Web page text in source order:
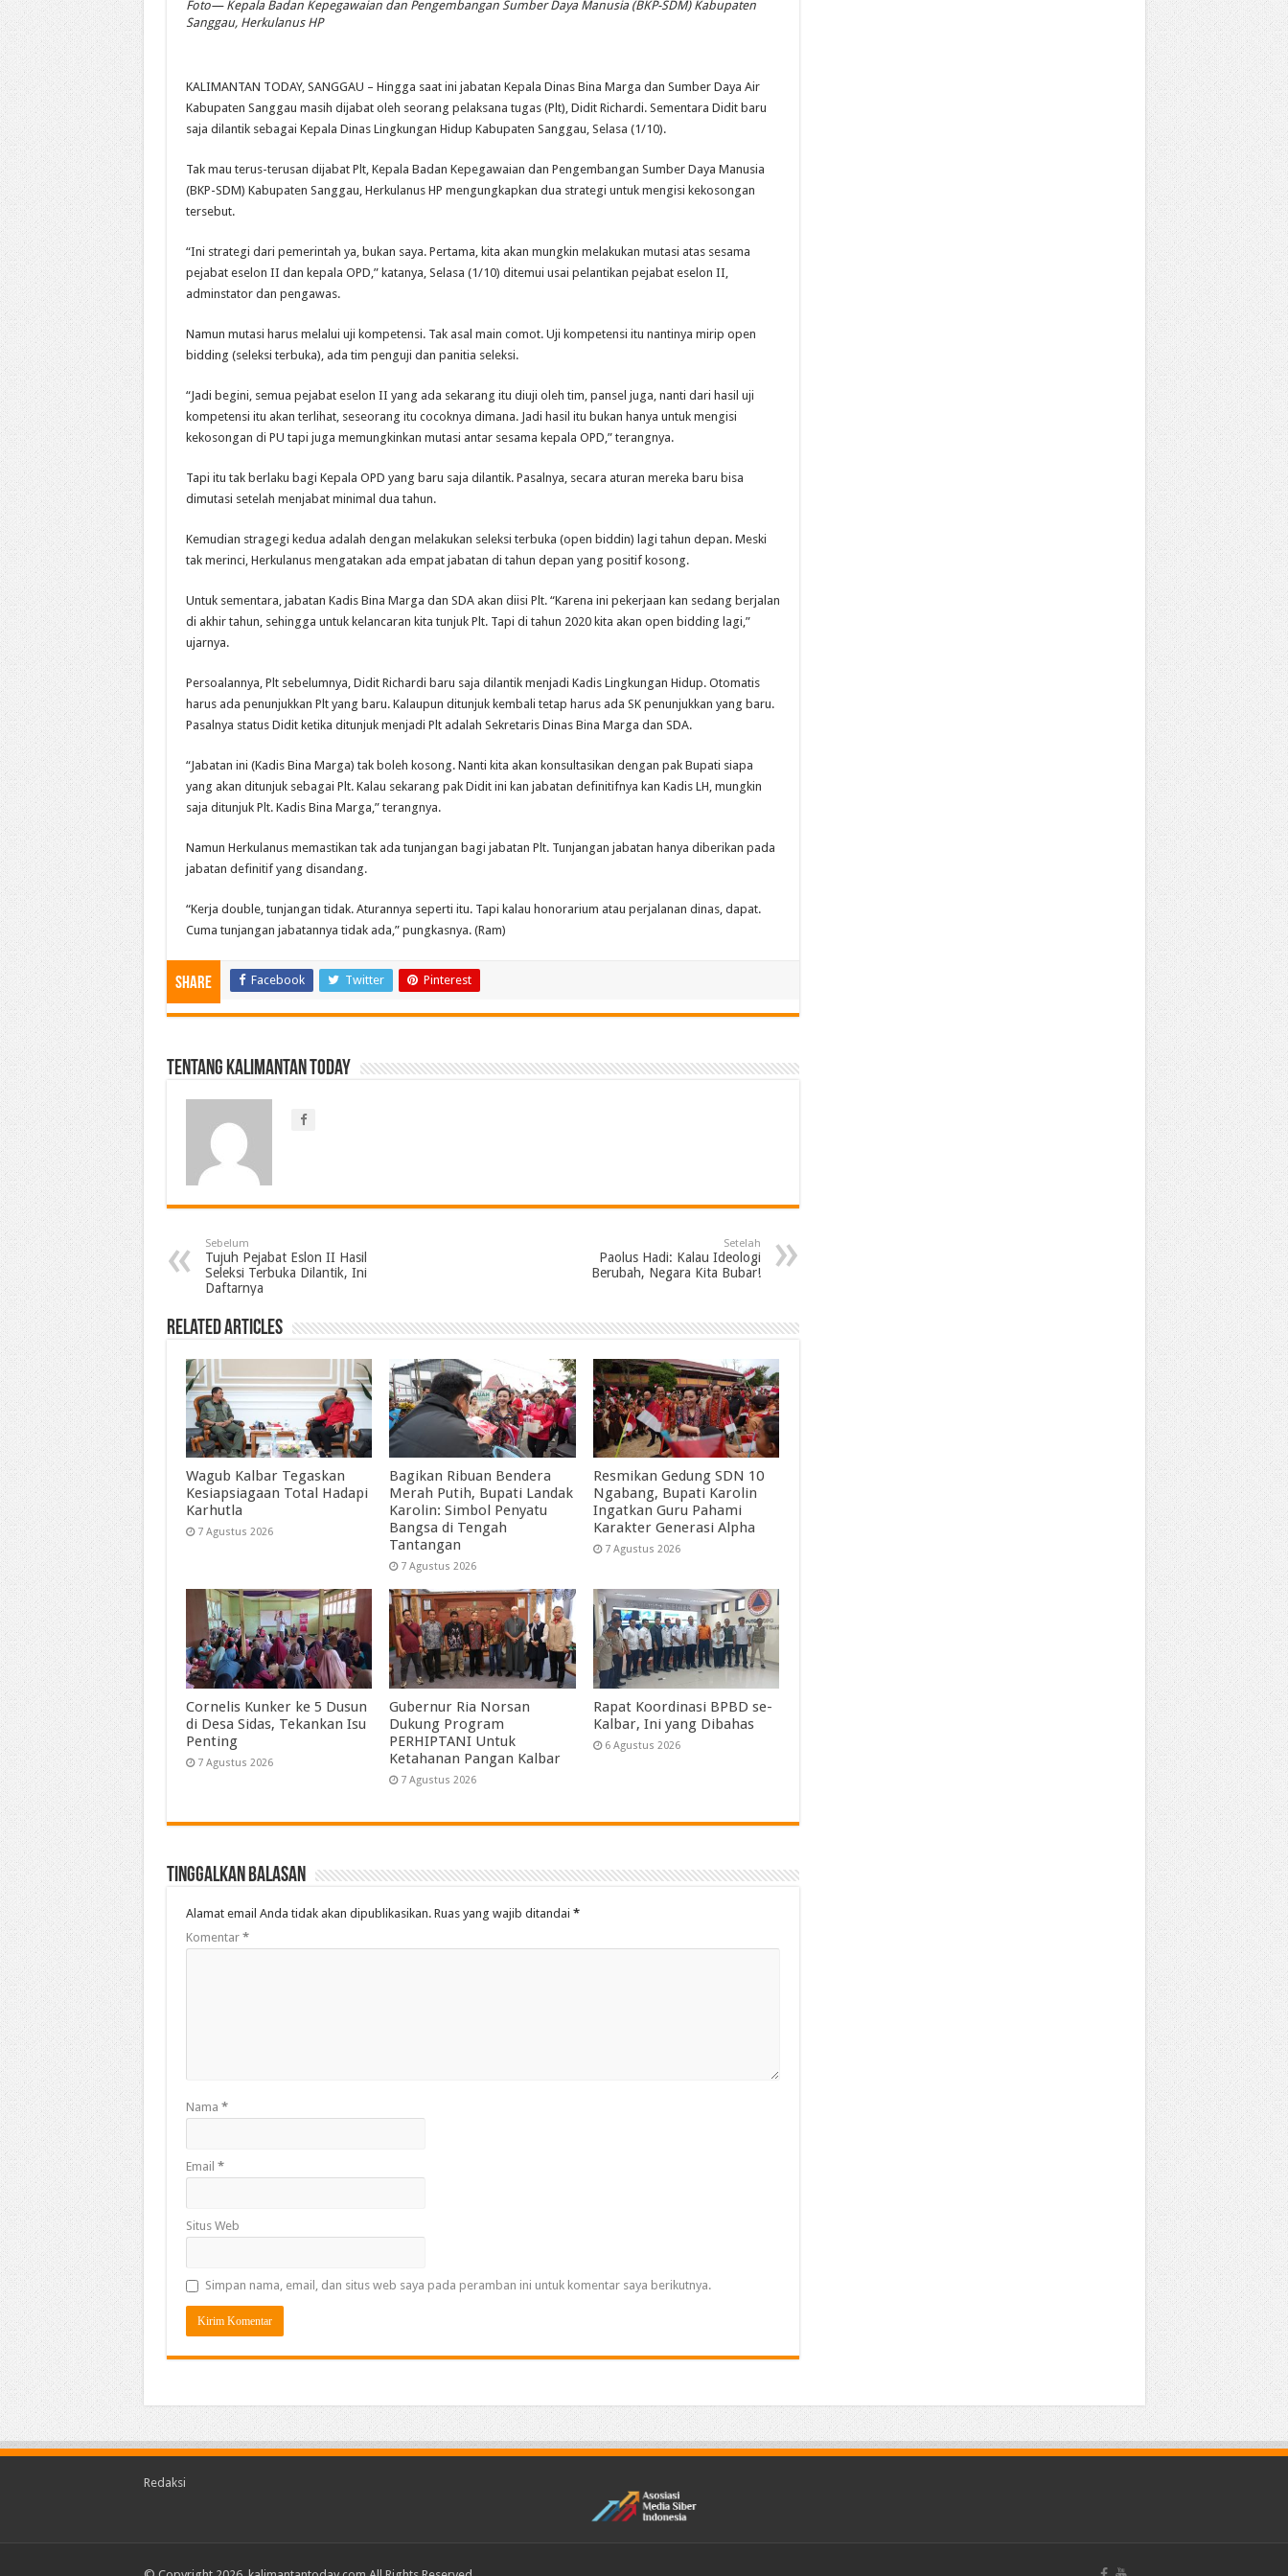
Foto— Kepala Badan Kepegawaian dan Pengembangan Sumber Daya Manusia (BKP-SDM) Kabupaten
Sanggau, Herkulanus HP
KALIMANTAN TODAY, SANGGAU – Hingga saat ini jabatan Kepala Dinas Bina Marga dan Sumber Daya Air
Kabupaten Sanggau masih dijabat oleh seorang pelaksana tugas (Plt), Didit Richardi. Sementara Didit baru
saja dilantik sebagai Kepala Dinas Lingkungan Hidup Kabupaten Sanggau, Selasa (1/10).
Tak mau terus-terusan dijabat Plt, Kepala Badan Kepegawaian dan Pengembangan Sumber Daya Manusia
(BKP-SDM) Kabupaten Sanggau, Herkulanus HP mengungkapkan dua strategi untuk mengisi kekosongan
tersebut.
“Ini strategi dari pemerintah ya, bukan saya. Pertama, kita akan mungkin melakukan mutasi atas sesama
pejabat eselon II dan kepala OPD,” katanya, Selasa (1/10) ditemui usai pelantikan pejabat eselon II,
adminstator dan pengawas.
Namun mutasi harus melalui uji kompetensi. Tak asal main comot. Uji kompetensi itu nantinya mirip open
bidding (seleksi terbuka), ada tim penguji dan panitia seleksi.
“Jadi begini, semua pejabat eselon II yang ada sekarang itu diuji oleh tim, pansel juga, nanti dari hasil uji
kompetensi itu akan terlihat, seseorang itu cocoknya dimana. Jadi hasil itu bukan hanya untuk mengisi
kekosongan di PU tapi juga memungkinkan mutasi antar sesama kepala OPD,” terangnya.
Tapi itu tak berlaku bagi Kepala OPD yang baru saja dilantik. Pasalnya, secara aturan mereka baru bisa
dimutasi setelah menjabat minimal dua tahun.
Kemudian stragegi kedua adalah dengan melakukan seleksi terbuka (open biddin) lagi tahun depan. Meski
tak merinci, Herkulanus mengatakan ada empat jabatan di tahun depan yang positif kosong.
Untuk sementara, jabatan Kadis Bina Marga dan SDA akan diisi Plt. “Karena ini pekerjaan kan sedang berjalan
di akhir tahun, sehingga untuk kelancaran kita tunjuk Plt. Tapi di tahun 2020 kita akan open bidding lagi,”
ujarnya.
Persoalannya, Plt sebelumnya, Didit Richardi baru saja dilantik menjadi Kadis Lingkungan Hidup. Otomatis
harus ada penunjukkan Plt yang baru. Kalaupun ditunjuk kembali tetap harus ada SK penunjukkan yang baru.
Pasalnya status Didit ketika ditunjuk menjadi Plt adalah Sekretaris Dinas Bina Marga dan SDA.
“Jabatan ini (Kadis Bina Marga) tak boleh kosong. Nanti kita akan konsultasikan dengan pak Bupati siapa
yang akan ditunjuk sebagai Plt. Kalau sekarang pak Didit ini kan jabatan definitifnya kan Kadis LH, mungkin
saja ditunjuk Plt. Kadis Bina Marga,” terangnya.
Namun Herkulanus memastikan tak ada tunjangan bagi jabatan Plt. Tunjangan jabatan hanya diberikan pada
jabatan definitif yang disandang.
“Kerja double, tunjangan tidak. Aturannya seperti itu. Tapi kalau honorarium atau perjalanan dinas, dapat.
Cuma tunjangan jabatannya tidak ada,” pungkasnya. (Ram)
Share Facebook Twitter Pinterest
Tentang Kalimantan Today
Sebelum
Tujuh Pejabat Eslon II Hasil
Seleksi Terbuka Dilantik, Ini
Daftarnya
Setelah
Paolus Hadi: Kalau Ideologi
Berubah, Negara Kita Bubar!
Related Articles
Wagub Kalbar Tegaskan
Kesiapsiagaan Total Hadapi
Karhutla
7 Agustus 2026
Bagikan Ribuan Bendera
Merah Putih, Bupati Landak
Karolin: Simbol Penyatu
Bangsa di Tengah
Tantangan
7 Agustus 2026
Resmikan Gedung SDN 10
Ngabang, Bupati Karolin
Ingatkan Guru Pahami
Karakter Generasi Alpha
7 Agustus 2026
Cornelis Kunker ke 5 Dusun
di Desa Sidas, Tekankan Isu
Penting
7 Agustus 2026
Gubernur Ria Norsan
Dukung Program
PERHIPTANI Untuk
Ketahanan Pangan Kalbar
7 Agustus 2026
Rapat Koordinasi BPBD se-
Kalbar, Ini yang Dibahas
6 Agustus 2026
Tinggalkan Balasan
Alamat email Anda tidak akan dipublikasikan. Ruas yang wajib ditandai *
Komentar *
Nama *
Email *
Situs Web
Simpan nama, email, dan situs web saya pada peramban ini untuk komentar saya berikutnya.
Redaksi